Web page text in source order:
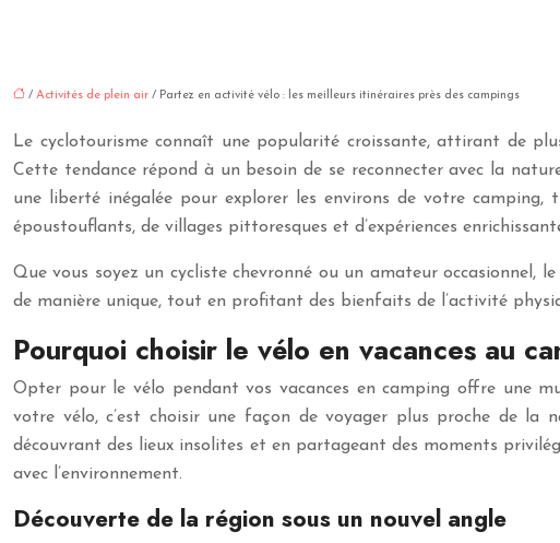
/ Activités de plein air / Partez en activité vélo : les meilleurs itinéraires près des campings
Le cyclotourisme connaît une popularité croissante, attirant de
Cette tendance répond à un besoin de se reconnecter avec la
une liberté inégalée pour explorer les environs de votre camping,
époustouflants, de villages pittoresques et d’expériences
Que vous soyez un cycliste chevronné ou un amateur occasionnel,
de manière unique, tout en profitant des bienfaits de l’activité
Pourquoi choisir le vélo en vacances au
Opter pour le vélo pendant vos vacances en camping offre une
votre vélo, c’est choisir une façon de voyager plus proche de
découvrant des lieux insolites et en partageant des moments
avec l’environnement.
Découverte de la région sous un nouvel angle